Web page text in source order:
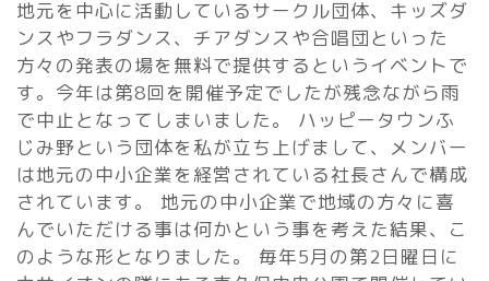
地元を中心に活動しているサークル団体、キッズダ
ンスやフラダンス、チアダンスや合唱団といった
方々の発表の場を無料で提供するというイベントで
す。今年は第8回を開催予定でしたが残念ながら雨
で中止となってしまいました。 ハッピータウンふ
じみ野という団体を私が立ち上げまして、メンバー
は地元の中小企業を経営されている社長さんで構成
されています。 地元の中小企業で地域の方々に喜
んでいただける事は何かという事を考えた結果、こ
のような形となりました。 毎年5月の第2日曜日に